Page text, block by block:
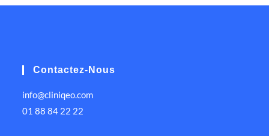
Contactez-Nous
info@cliniqeo.com
01 88 84 22 22